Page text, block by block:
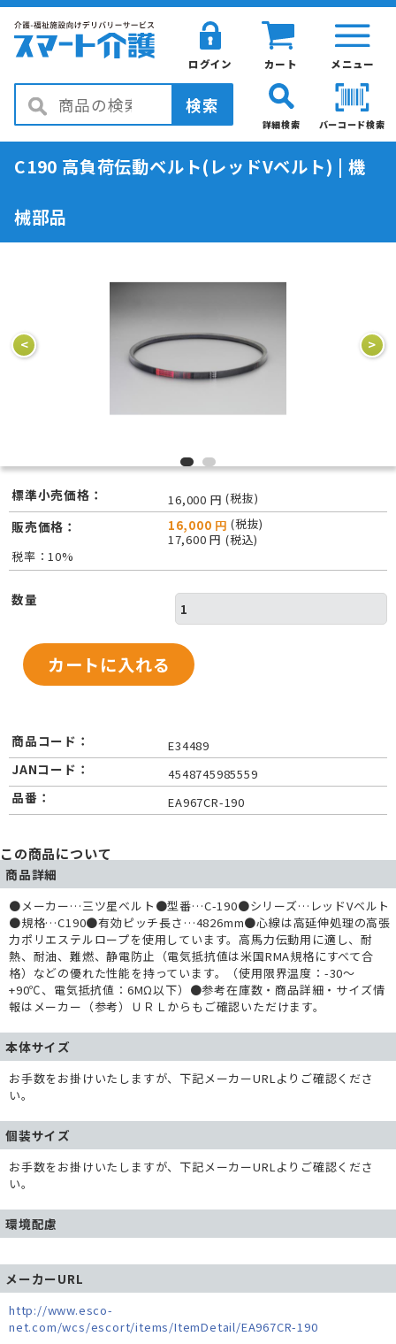
メニュー
カート
ログイン
検索
バーコード検索
詳細検索
C190 高負荷伝動ベルト(レッドVベルト) | 機
械部品
< >
標準小売価格： 16,000 円 (税抜)
販売価格： 16,000 円 (税抜)
17,600 円 (税込)
税率：10%
数量
商品コード： E34489
JANコード： 4548745985559
品番： EA967CR-190
この商品について
商品詳細
●メーカー…三ツ星ベルト●型番…C-190●シリーズ…レッドVベルト
●規格…C190●有効ピッチ長さ…4826mm●心線は高延伸処理の高張
力ポリエステルロープを使用しています。高馬力伝動用に適し、耐
熱、耐油、難燃、静電防止（電気抵抗値は米国RMA規格にすべて合
格）などの優れた性能を持っています。（使用限界温度：-30～
+90℃、電気抵抗値：6MΩ以下）●参考在庫数・商品詳細・サイズ情
報はメーカー（参考）ＵＲＬからもご確認いただけます。
本体サイズ
お手数をお掛けいたしますが、下記メーカーURLよりご確認くださ
い。
個装サイズ
お手数をお掛けいたしますが、下記メーカーURLよりご確認くださ
い。
環境配慮
メーカーURL
http://www.esco-
net.com/wcs/escort/items/ItemDetail/EA967CR-190